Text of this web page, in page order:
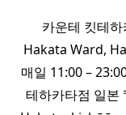
카운테 킷테
Hakata Ward,
매일 11:00 –
테하카타점 일